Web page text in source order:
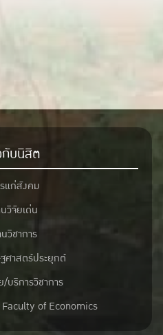
กับนิสิต
แก่สังคม
วิจัยเด่น
วิชาการ
ศาสตร์ประยุกต์
/บริการวิชาการ
of Economics